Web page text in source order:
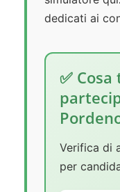
dedicati ai
✅
Verifica di
per